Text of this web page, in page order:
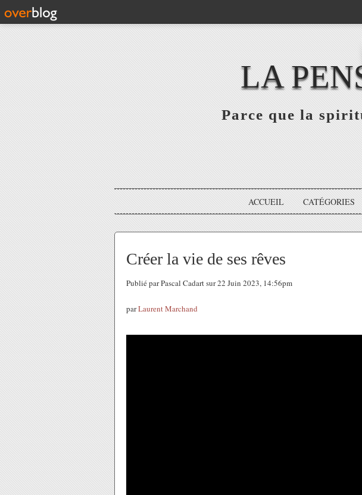
LA
Parce que la
ACCUEIL CATÉGORIES
Créer la vie de ses rêves
Publié par Pascal Cadart sur 22 Juin 2023, 14:56pm
parLaurent Marchand